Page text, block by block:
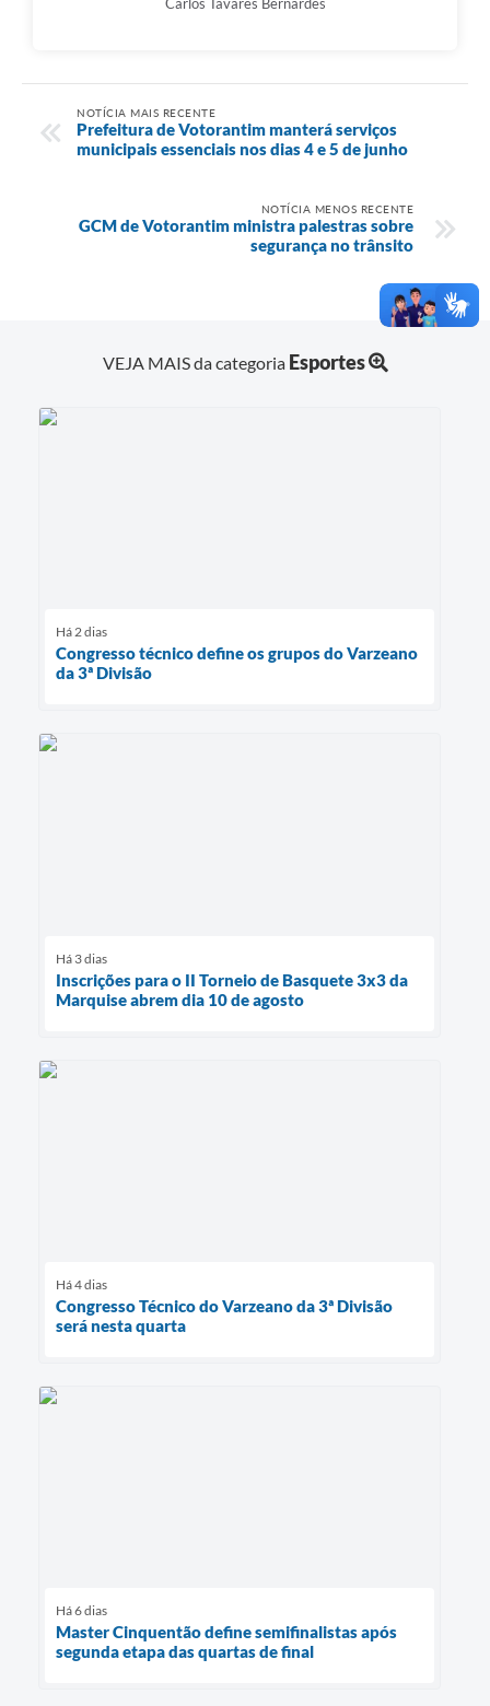
NOTÍCIA MAIS RECENTE
Prefeitura de Votorantim manterá serviços
municipais essenciais nos dias 4 e 5 de junho
NOTÍCIA MENOS RECENTE
GCM de Votorantim ministra palestras sobre
segurança no trânsito
VEJA MAIS da categoria Esportes
Há 2 dias
Congresso técnico define os grupos do Varzeano
da 3ª Divisão
Há 3 dias
Inscrições para o II Torneio de Basquete 3x3 da
Marquise abrem dia 10 de agosto
Há 4 dias
Congresso Técnico do Varzeano da 3ª Divisão
será nesta quarta
Há 6 dias
Master Cinquentão define semifinalistas após
segunda etapa das quartas de final